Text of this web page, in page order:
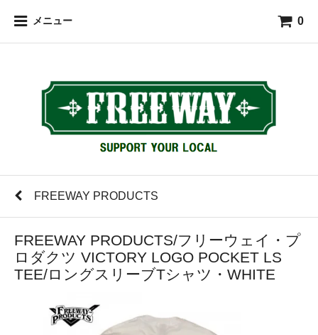
メニュー 0
FREEWAY PRODUCTS
FREEWAY PRODUCTS/フリーウェイ・プ
ロダクツ VICTORY LOGO POCKET LS
TEE/ロングスリーブTシャツ・WHITE